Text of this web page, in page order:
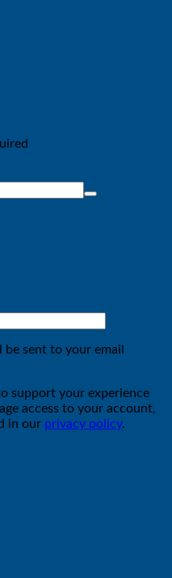
sent to your email
support your experience
access to your account,
in our privacy policy.